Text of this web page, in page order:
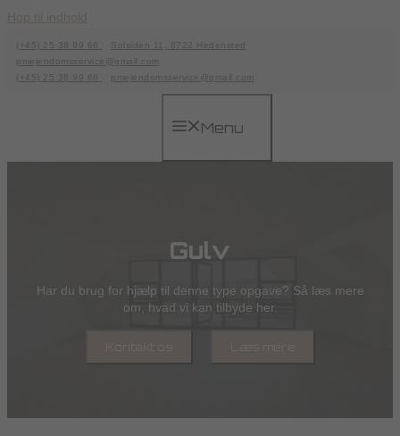
Hop til indhold
(+45) 25 38 99 66
Solsiden 11, 8722 Hedensted
pmejendomsservice@gmail.com
(+45) 25 38 99 66
pmejendomsservice@gmail.com
Menu
Gulv
Har du brug for hjælp til denne type opgave? Så læs mere
om, hvad vi kan tilbyde her.
Kontakt os Læs mere